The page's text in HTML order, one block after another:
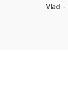
Vlad -